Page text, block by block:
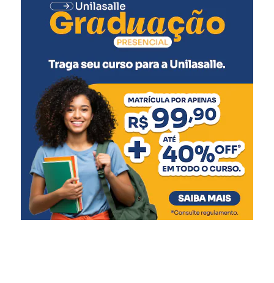
O secretário de Cultura e Turismo, Caio Flavio dos
Santos, ressaltou a organização do evento, pensado para
agradar diferentes públicos.
“Todas as secretarias
fizeram muito para que
este evento ocorresse. É
uma festa de integração, de
união, onde a gente
pretende fazer com que o
cidadão de Canoas